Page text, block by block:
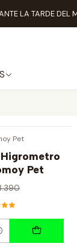
LA TARDE DEL
Pet
Pet